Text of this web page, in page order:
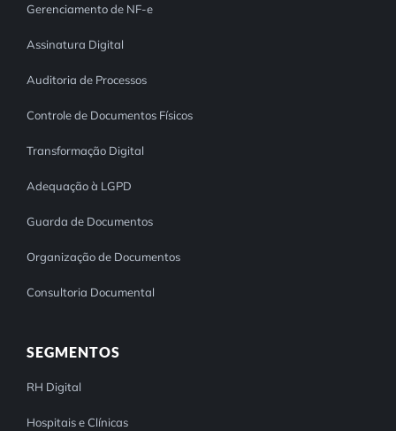
Gerenciamento de NF-e
Assinatura Digital
Auditoria de Processos
Controle de Documentos Físicos
Transformação Digital
Adequação à LGPD
Guarda de Documentos
Organização de Documentos
Consultoria Documental
SEGMENTOS
RH Digital
Hospitais e Clínicas